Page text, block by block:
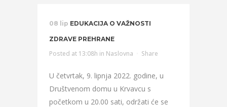
08 lip EDUKACIJA O VAŽNOSTI
ZDRAVE PREHRANE
Posted at 13:08h in Naslovna Share
U četvrtak, 9. lipnja 2022. godine, u
Društvenom domu u Krvavcu s
početkom u 20.00 sati, održati će se